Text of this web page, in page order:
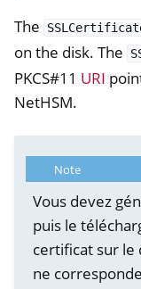
The
on the disk. The
PKCS#11 URI
NetHSM.
Note
Vous devez
puis le
certificat sur le
ne